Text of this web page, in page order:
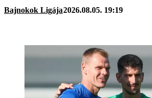
Bajnokok Ligája2026.08.05. 19:19